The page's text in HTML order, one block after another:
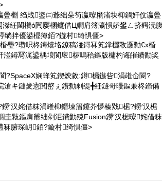
棩 绉戝鍌㈢爺绌朵笉瀛曢爢渚块枊鐧奸伩瀛曡
紝閫欑ó闁嬮棞鑳借Ц鐧肩簿瀛愪娇鐢ㄥ挤鍔涜
绱拌優鍙楃簿銆?鏇村绮惧僵>
璺?瓒呮柊鏄熺垎鐐稿湴鐞冧笂鐣欐斁灏勬€х棔
鐞冩浘鍙楀埌閬庡椤嗚秴鏂版槦杓诲皠鐨勫奖
?SpaceX娴蜂笂鍥炴敹:鐏槦鏃呰涓嶉仚閬?
キ鏈夎憲閲嶅ぇ鐨勬剰缇╋紝鐩哥暥鏂兼柊鏅備
′汉姹借粖涓嶉枊鐕堜篃鑳芥懜榛戣椐?鐒′汉椐
敤鏂肩爺绌剁洰鐨勭殑Fusion鐒′汉椐曢姹借粖
冧腑琛岄銆?鏇村绮惧僵>